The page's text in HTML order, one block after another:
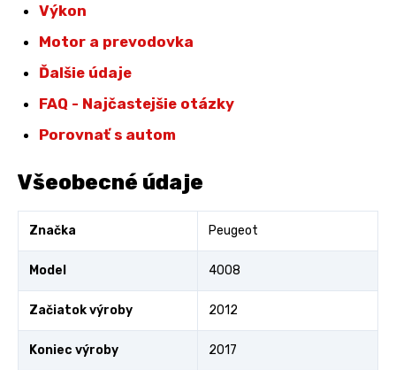
Výkon
Motor a prevodovka
Ďalšie údaje
FAQ - Najčastejšie otázky
Porovnať s autom
Všeobecné údaje
Značka Peugeot
Model 4008
Začiatok výroby 2012
Koniec výroby 2017